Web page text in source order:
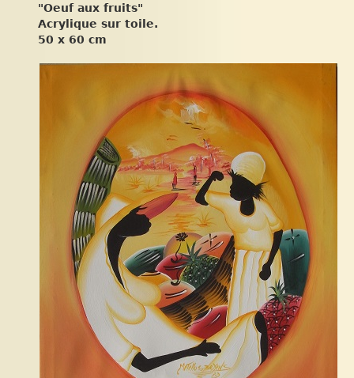
"Oeuf aux fruits"
Acrylique sur toile.
50 x 60 cm